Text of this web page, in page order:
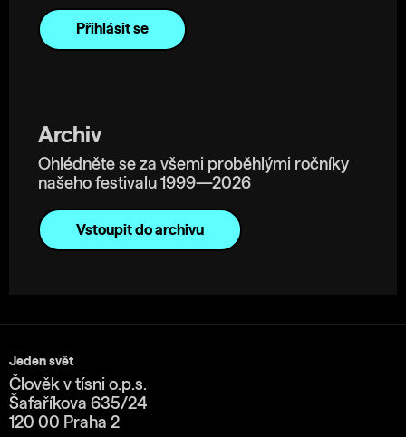
Archiv
Ohlédněte se za všemi proběhlými ročníky
našeho festivalu 1999—2026
Vstoupit do archivu
Jeden svět
Člověk v tísni o.p.s.
Šafaříkova 635/24
120 00 Praha 2